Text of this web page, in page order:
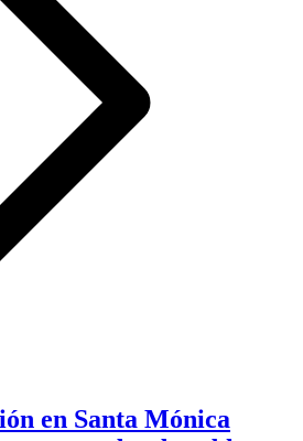
en Santa Mónica